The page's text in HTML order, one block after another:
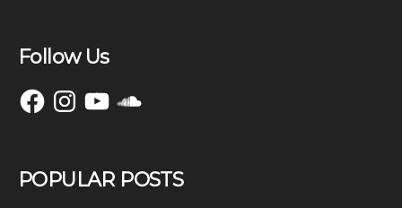
Follow Us
FacebookInstagramYouTubeSoundCloud
POPULAR POSTS